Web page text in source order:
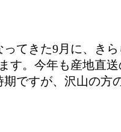
てきた9月に、き
す。今年も産地直
ですが、沢山の方